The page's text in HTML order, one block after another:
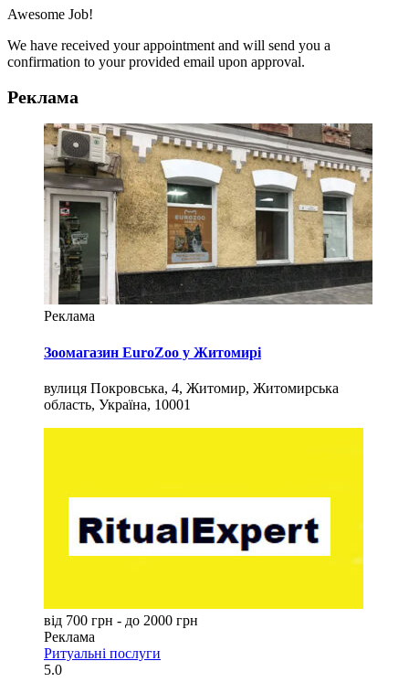
Awesome Job!
We have received your appointment and will send you a
confirmation to your provided email upon approval.
Реклама
Реклама
Зоомагазин EuroZoo у Житомирі
вулиця Покровська, 4, Житомир, Житомирська
область, Україна, 10001
від 700 грн - до 2000 грн
Реклама
Ритуальні послуги
5.0